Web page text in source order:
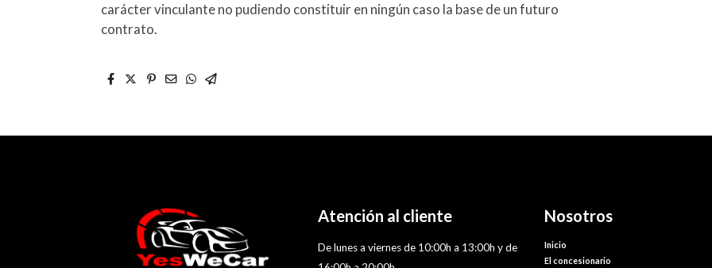
carácter vinculante no pudiendo constituir en ningún caso la base de un futuro
contrato.
Atención al cliente
De lunes a viernes de 10:00h a 13:00h y de
Nosotros
Inicio
El concesionario